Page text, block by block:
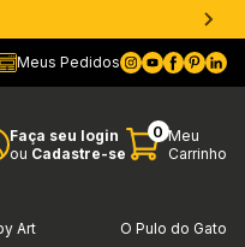
Meus Pedidos
Faça seu login
ou Cadastre-se
0 Meu
Carrinho
Art O Pulo do Gato